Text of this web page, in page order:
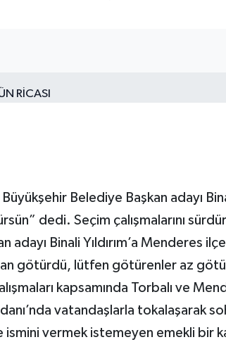
Belediye Başkan adayı
dedi. Seçim çalışmalarını
Binali Yıldırım’a Menderes
götürdü, lütfen götürenler az
kapsamında Torbalı ve
vatandaşlarla tokalaşarak
ismini vermek istemeyen emekli bir